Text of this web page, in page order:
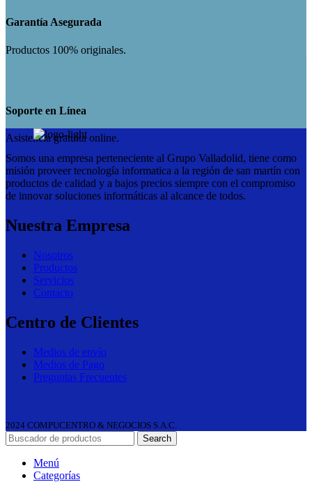
Garantía Asegurada
Productos 100% originales.
Soporte en Línea
Asistencia gratuita online.
Somos una empresa perteneciente al Grupo Valladolid, tiene como
misión proveer tecnología informatica a la región de san martín con
productos de calidad y a bajos precios siempre con el compromiso
de innovar soluciones informáticas al alcance de todos.
Nuestra Empresa
Nosotros
Productos
Servicios
Contacto
Centro de Clientes
Medios de envío
Medios de Pago
Preguntas Frecuentes
2024 COMPUCENTRO & NEGOCIOS S.A.C.
Search
Menú
Categorías